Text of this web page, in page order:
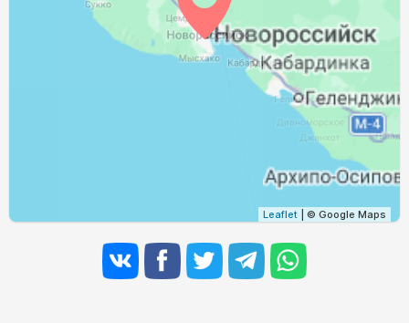
04:15 05:48 12:30 16:14 19:12 20:38
16:13 19:10 20:36
19:08 20:33
Leaflet | © Google Maps